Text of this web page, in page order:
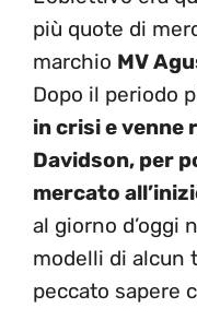
più quote di
marchio MV
Dopo il periodo
in crisi e venne
Davidson, per
mercato
al giorno d’oggi
modelli di alcun
peccato sapere